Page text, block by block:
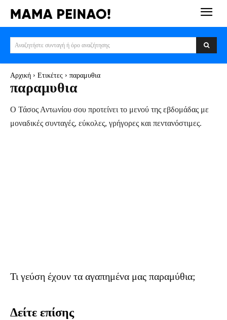
Αναζητήστε συνταγή ή όρο αναζήτησης
Αρχική Ετικέτες παραμυθια
παραμυθια
Ο Τάσος Αντωνίου σου προτείνει το μενού της εβδομάδας με
μοναδικές συνταγές, εύκολες, γρήγορες και πεντανόστιμες.
Τι γεύση έχουν τα αγαπημένα μας παραμύθια;
Δείτε επίσης